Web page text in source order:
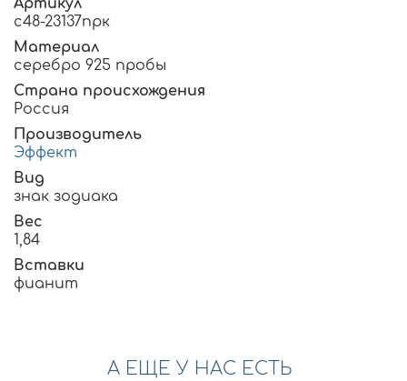
Артикул
с48-23137прк
Материал
серебро 925 пробы
Страна происхождения
Россия
Производитель
Эффект
Вид
знак зодиака
Вес
1,84
Вставки
фианит
А ЕЩЕ У НАС ЕСТЬ